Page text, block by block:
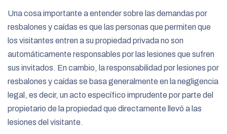
Una cosa importante a entender sobre las demandas por
resbalones y caídas es que las personas que permiten que
los visitantes entren a su propiedad privada no son
automáticamente responsables por las lesiones que sufren
sus invitados. En cambio, la responsabilidad por lesiones por
resbalones y caídas se basa generalmente en la negligencia
legal, es decir, un acto específico imprudente por parte del
propietario de la propiedad que directamente llevó a las
lesiones del visitante.